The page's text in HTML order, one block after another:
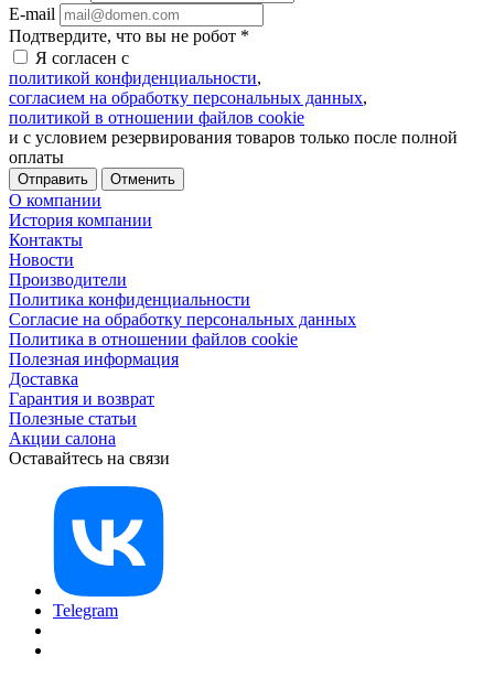
E-mail
Подтвердите, что вы не робот *
Я согласен с
политикой конфиденциальности,
согласием на обработку персональных данных,
политикой в отношении файлов cookie
и с условием резервирования товаров только после полной
оплаты
Отменить
О компании
История компании
Контакты
Новости
Производители
Политика конфиденциальности
Согласие на обработку персональных данных
Политика в отношении файлов cookie
Полезная информация
Доставка
Гарантия и возврат
Полезные статьи
Акции салона
Оставайтесь на связи
Telegram